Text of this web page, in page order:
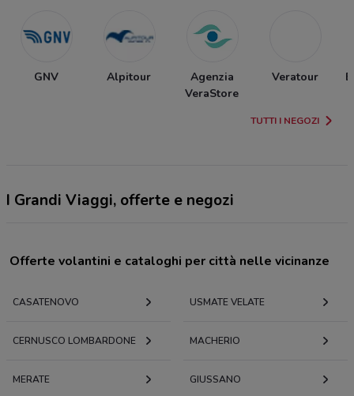
GNV Alpitour
Agenzia
VeraStore
Veratour
TUTTI I NEGOZI
I Grandi Viaggi, offerte e negozi
Offerte volantini e cataloghi per città nelle vicinanze
CASATENOVO USMATE VELATE
CERNUSCO LOMBARDONE MACHERIO
MERATE GIUSSANO